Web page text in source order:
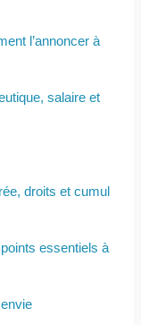
l’annoncer à
salaire et
droits et cumul
essentiels à